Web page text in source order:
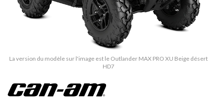
La version du modèle sur l'image est le Outlander MAX PRO XU Beige désert
HD7